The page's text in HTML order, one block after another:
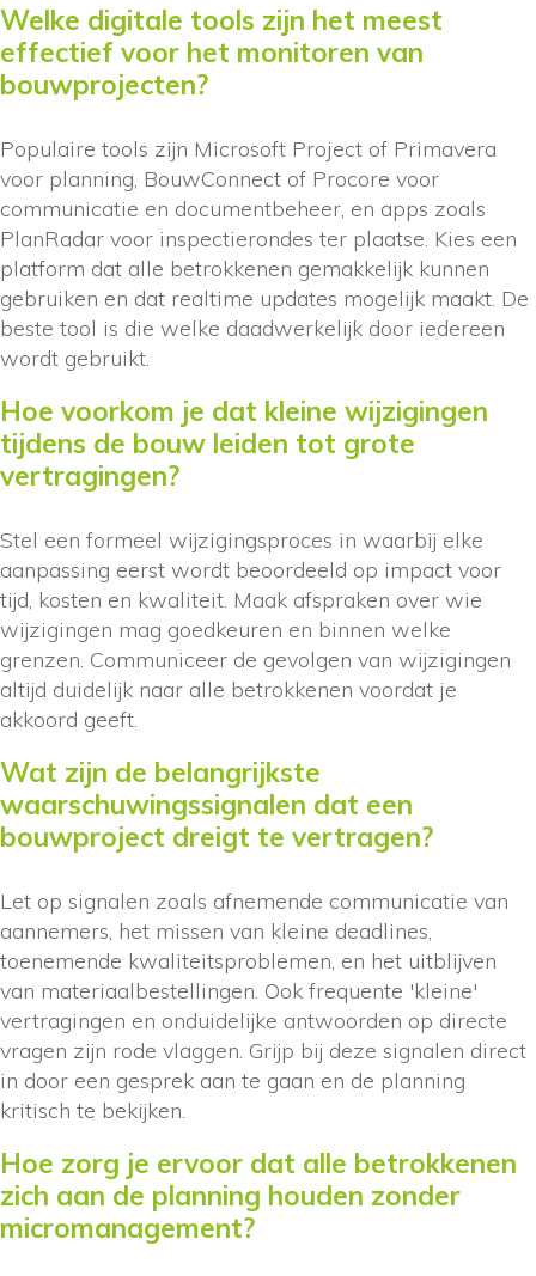
Welke digitale tools zijn het meest
effectief voor het monitoren van
bouwprojecten?
Populaire tools zijn Microsoft Project of Primavera
voor planning, BouwConnect of Procore voor
communicatie en documentbeheer, en apps zoals
PlanRadar voor inspectierondes ter plaatse. Kies een
platform dat alle betrokkenen gemakkelijk kunnen
gebruiken en dat realtime updates mogelijk maakt. De
beste tool is die welke daadwerkelijk door iedereen
wordt gebruikt.
Hoe voorkom je dat kleine wijzigingen
tijdens de bouw leiden tot grote
vertragingen?
Stel een formeel wijzigingsproces in waarbij elke
aanpassing eerst wordt beoordeeld op impact voor
tijd, kosten en kwaliteit. Maak afspraken over wie
wijzigingen mag goedkeuren en binnen welke
grenzen. Communiceer de gevolgen van wijzigingen
altijd duidelijk naar alle betrokkenen voordat je
akkoord geeft.
Wat zijn de belangrijkste
waarschuwingssignalen dat een
bouwproject dreigt te vertragen?
Let op signalen zoals afnemende communicatie van
aannemers, het missen van kleine deadlines,
toenemende kwaliteitsproblemen, en het uitblijven
van materiaalbestellingen. Ook frequente 'kleine'
vertragingen en onduidelijke antwoorden op directe
vragen zijn rode vlaggen. Grijp bij deze signalen direct
in door een gesprek aan te gaan en de planning
kritisch te bekijken.
Hoe zorg je ervoor dat alle betrokkenen
zich aan de planning houden zonder
micromanagement?